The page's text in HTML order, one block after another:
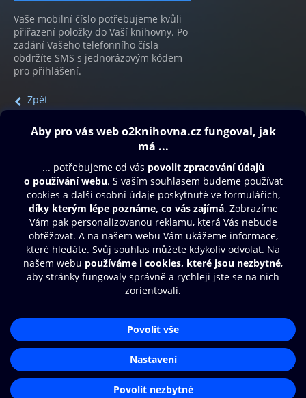
Vaše mobilní číslo potřebujeme kvůli
přiřazení položky do Vaší knihovny. Po
zadání Vašeho telefonního čísla
obdržíte SMS s jednorázovým kódem
pro přihlášení.
Zpět
Obsah ke stažení
Moje O2 Knihovna
Další zábava
© O2 Czech Republic a.s.
Přístupnost
Zásady zpracování osobních údajů
Nastavení cookies
Aplikace O2 Knihovna
Čti a poslouchej své e-knihy a
audioknihy rychleji a pohodlněji.